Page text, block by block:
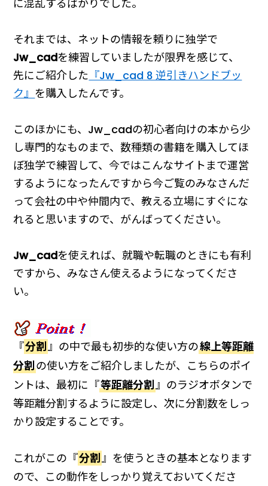
に混乱するばかりでした。
それまでは、ネットの情報を頼りに独学で
Jw_cadを練習していましたが限界を感じて、
先にご紹介した 『Jw_cad 8 逆引きハンドブッ
ク』 を購入したんです。
このほかにも、Jw_cadの初心者向けの本から少
し専門的なものまで、数種類の書籍を購入してほ
ぼ独学で練習して、今ではこんなサイトまで運営
するようになったんですから今ご覧のみなさんだ
って会社の中や仲間内で、教える立場にすぐにな
れると思いますので、がんばってください。
Jw_cadを使えれば、就職や転職のときにも有利
ですから、みなさん使えるようになってくださ
い。
『分割』の中で最も初歩的な使い方の線上等距離
分割の使い方をご紹介しましたが、こちらのポイ
ントは、最初に『等距離分割』のラジオボタンで
等距離分割するように設定し、次に分割数をしっ
かり設定することです。
これがこの『分割』を使うときの基本となります
ので、この動作をしっかり覚えておいてくださ